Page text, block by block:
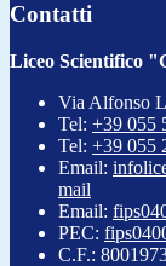
Contatti
Liceo Scientifico
Via Alfonso
Tel: +39 055
Tel: +39 055
Email:
mail
Email:
PEC:
C.F.: